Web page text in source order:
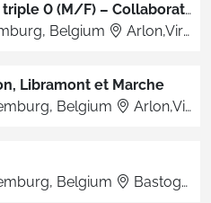
Médecin généraliste ou triple 0 (M/F) – Collaborateur en médecine interne - Marche
Belgium Arlon,Virton,Libramont,Bertrix,Bastogne,Marche
Libramont et Marche
Belgium Arlon,Virton,Libramont,Bertrix,Bastogne,Marche
Belgium Bastogne